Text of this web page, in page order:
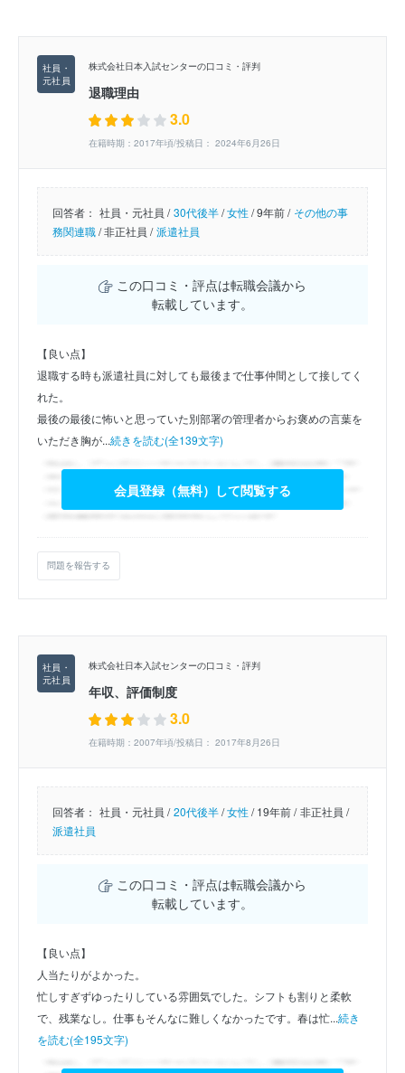
株式会社日本入試センターの口コミ・評判
退職理由
3.0
在籍時期：2017年頃/投稿日： 2024年6月26日
回答者： 社員・元社員 / 30代後半/女性/9年前 / その他の事
務関連職/非正社員 / 派遣社員
この口コミ・評点は転職会議から
転載しています。
【良い点】
退職する時も派遣社員に対しても最後まで仕事仲間として接してく
れた。
最後の最後に怖いと思っていた別部署の管理者からお褒めの言葉を
いただき胸が...続きを読む(全139文字)
会員登録（無料）して閲覧する
問題を報告する
株式会社日本入試センターの口コミ・評判
年収、評価制度
3.0
在籍時期：2007年頃/投稿日： 2017年8月26日
回答者： 社員・元社員 / 20代後半/女性/19年前 / 非正社員 /
派遣社員
この口コミ・評点は転職会議から
転載しています。
【良い点】
人当たりがよかった。
忙しすぎずゆったりしている雰囲気でした。シフトも割りと柔軟
で、残業なし。仕事もそんなに難しくなかったです。春は忙...続き
を読む(全195文字)